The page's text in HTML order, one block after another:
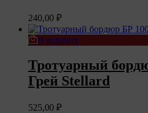
240,00 ₽
В корзину
Тротуарный
Грей Stellard
525,00 ₽